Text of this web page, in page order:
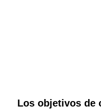
Los objetivos de